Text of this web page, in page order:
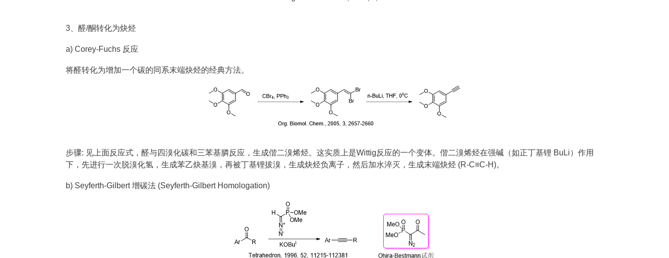
3、醛/酮转化为炔烃
a) Corey-Fuchs 反应
将醛转化为增加一个碳的同系末端炔烃的经典方法。
步骤: 见上面反应式，醛与四溴化碳和三苯基膦反应，生成偕二溴烯烃。这实质上是Wittig反应的一个变体。偕二溴烯烃在强碱（如正丁基锂 BuLi）作用
下，先进行一次脱溴化氢，生成苯乙炔基溴，再被丁基锂拔溴，生成炔烃负离子，然后加水淬灭，生成末端炔烃 (R-C≡C-H)。
b) Seyferth-Gilbert 增碳法 (Seyferth-Gilbert Homologation)